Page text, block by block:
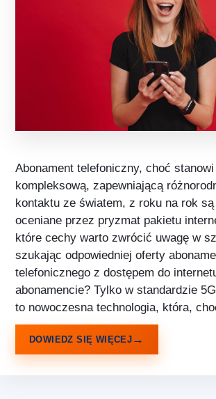
Abonament telefoniczny, choć stanowi
kompleksową, zapewniającą
kontaktu ze światem, z roku na rok
oceniane przez pryzmat pakietu
które cechy warto zwrócić uwagę w
szukając odpowiedniej oferty
telefonicznego z dostępem do
abonamencie? Tylko w standardzie
to nowoczesna technologia, która,
DOWIEDZ SIĘ WIĘCEJ